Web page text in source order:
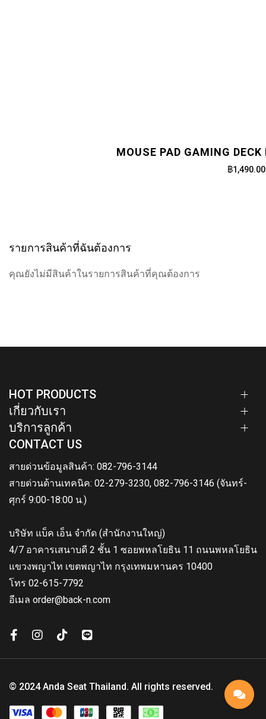
MOUSE PAD GAMING DECK
฿1,490.00
รายการสินค้าที่ฉันต้องการ
คุณยังไม่มีสินค้าในรายการสินค้าที่คุณต้องการ
HOT PRODUCTS
เกี่ยวกับเรา
บริการลูกค้า
CONTACT US
สายด่วนข้อมูลสินค้า: 082-796-3144
สายด่วนด้านเทคนิค: 02-279-3230, 082-796-3146 (จันทร์-
ศุกร์ 9:00-18:00 น.)
บริษัท แบ็ค เอ็น จำกัด (สำนักงานใหญ่)
4/7 อาคารเสนาบดี 2 ชั้น 1 ซอยพหลโยธิน 11 ถนนพหลโยธิน
แขวงพญาไท เขตพญาไท กรุงเทพมหานคร 10400
โทร 02-615-7792
อีเมล order@back-n.com
© 2024 Anda Seat Thailand. All rights reserved.